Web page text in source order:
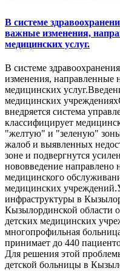
В системе
важные изменения,
медицинских услуг.
В системе
изменения, направленные
медицинских
медицинских
внедряется система
классифицирует
"желтую" и "зеленую"
жалоб и выявленных
зоне и подвергнутся
нововведение направлено
медицинского
медицинских
инфраструктуры в
Кызылординской области
детских медицинских
многопрофильная
принимает до 440
Для решения этой
детской больницы в